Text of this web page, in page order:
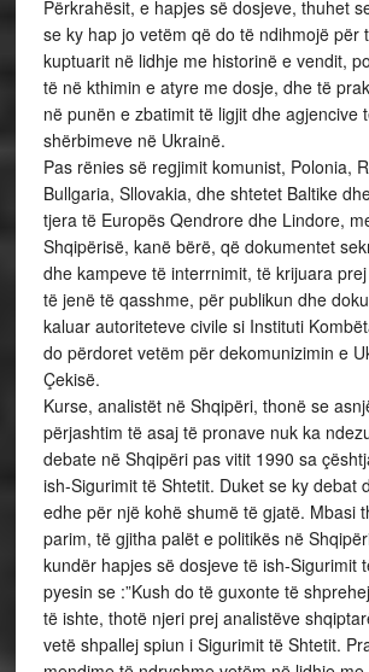
Përkrahësit, e hapjes së dosjeve, thuhet
se ky hap jo vetëm që do të ndihmojë për
kuptuarit në lidhje me historinë e vendit,
të në kthimin e atyre me dosje, dhe të
në punën e zbatimit të ligjit dhe agjencive
shërbimeve në Ukrainë.
Pas rënies së regjimit komunist, Polonia,
Bullgaria, Sllovakia, dhe shtetet Baltike
tjera të Europës Qendrore dhe Lindore,
Shqipërisë, kanë bërë, që dokumentet
dhe kampeve të interrnimit, të krijuara
të jenë të qasshme, për publikun dhe
kaluar autoriteteve civile si Instituti
do përdoret vetëm për dekomunizimin e
Çekisë.
Kurse, analistët në Shqipëri, thonë se
përjashtim të asaj të pronave nuk ka
debate në Shqipëri pas vitit 1990 sa
ish-Sigurimit të Shtetit. Duket se ky debat
edhe për një kohë shumë të gjatë. Mbasi
parim, të gjitha palët e politikës në
kundër hapjes së dosjeve të ish-Sigurimit
pyesin se :”Kush do të guxonte të
të ishte, thotë njeri prej analistëve
vetë shpallej spiun i Sigurimit të Shtetit.